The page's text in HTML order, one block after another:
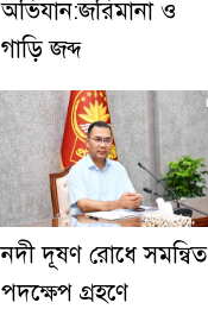
অভিযান:জরিমানা ও
গাড়ি জব্দ
নদী দূষণ রোধে সমন্বিত
পদক্ষেপ গ্রহণে